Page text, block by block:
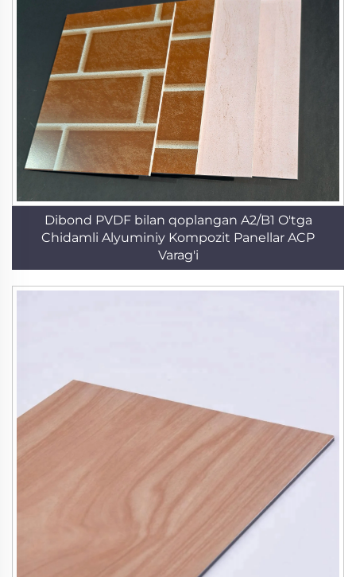
Dibond PVDF bilan qoplangan A2/B1 O'tga
Chidamli Alyuminiy Kompozit Panellar ACP
Varag'i